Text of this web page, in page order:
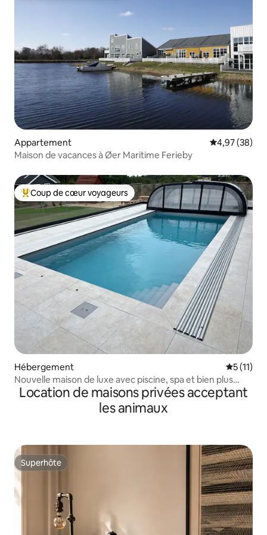
Appartement Évaluation
4,97 (38)
Maison de vacances à Øer Maritime Ferieby
Coups de cœur voyageurs les plus appréciés
Coup de cœur voyageurs
Hébergement
5 (11)
Nouvelle maison de luxe avec piscine, spa et bien plus
encore
Location de maisons privées acceptant
les animaux
Superhôte
Superhôte